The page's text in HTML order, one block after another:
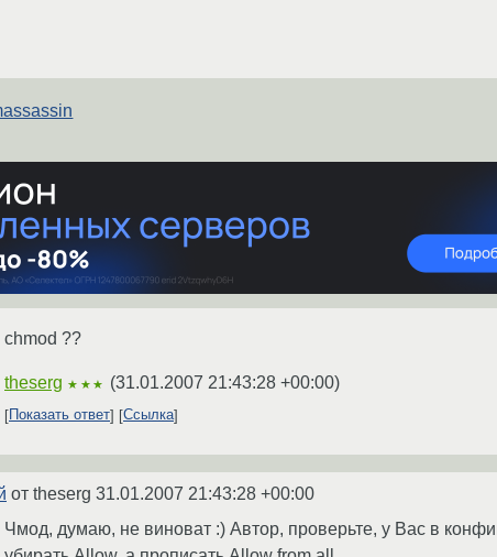
chmod ??
theserg ★★★ (31.01.2007 21:43:28 +00:00)
Показать ответ Ссылка
от theserg 31.01.2007 21:43:28 +00:00
Чмод, думаю, не виноват :) Автор, проверьте, у Вас в